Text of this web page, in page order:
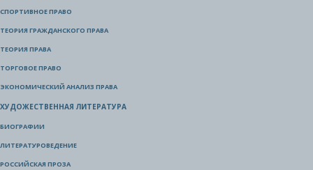
СПОРТИВНОЕ ПРАВО
ТЕОРИЯ ГРАЖДАНСКОГО ПРАВА
ТЕОРИЯ ПРАВА
ТОРГОВОЕ ПРАВО
ЭКОНОМИЧЕСКИЙ АНАЛИЗ ПРАВА
ХУДОЖЕСТВЕННАЯ ЛИТЕРАТУРА
БИОГРАФИИ
ЛИТЕРАТУРОВЕДЕНИЕ
РОССИЙСКАЯ ПРОЗА